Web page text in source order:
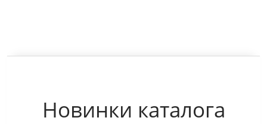
Новинки каталога